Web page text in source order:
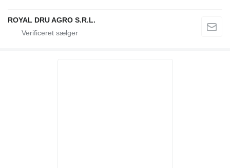
ROYAL DRU AGRO S.R.L.